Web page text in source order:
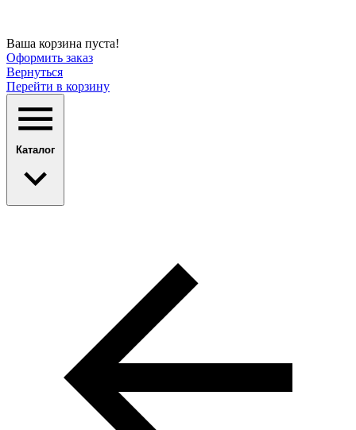
Ваша корзина пуста!
Оформить заказ
Вернуться
Перейти в корзину
Каталог